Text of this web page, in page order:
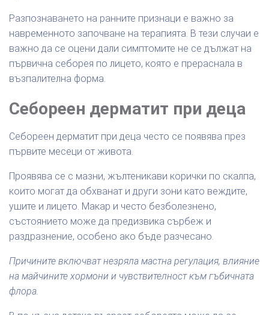
Разпознаването на ранните признаци е важно за
навременното започване на терапията. В тези случаи е
важно да се оцени дали симптомите не се дължат на
първична себорея по лицето, която е прераснала в
възпалителна форма.
Себореен дерматит при деца
Себореен дерматит при деца често се появява през
първите месеци от живота.
Проявява се с мазни, жълтеникави корички по скалпа,
които могат да обхванат и други зони като веждите,
ушите и лицето. Макар и често безболезнено,
състоянието може да предизвика сърбеж и
раздразнение, особено ако бъде разчесано.
Причините включват незряла мастна регулация, влияние
на майчините хормони и чувствителност към гъбичната
флора.